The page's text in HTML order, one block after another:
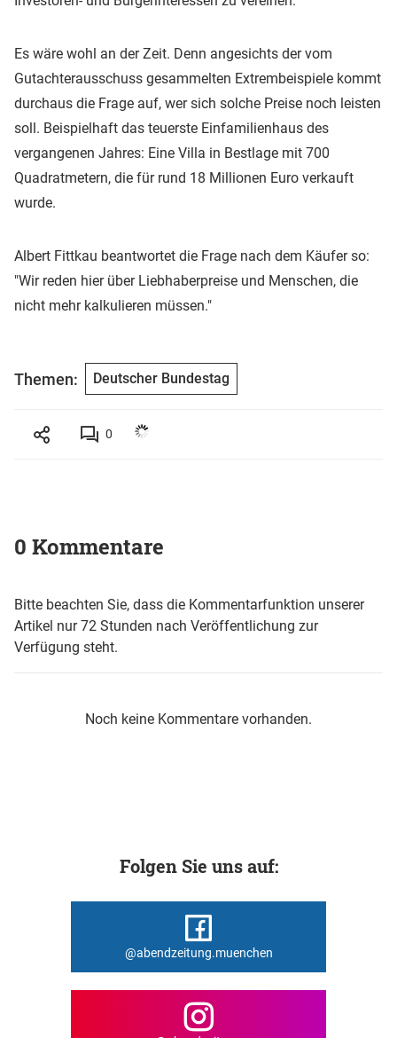
Es wäre wohl an der Zeit. Denn angesichts der vom
Gutachterausschuss gesammelten Extrembeispiele kommt
durchaus die Frage auf, wer sich solche Preise noch leisten
soll. Beispielhaft das teuerste Einfamilienhaus des
vergangenen Jahres: Eine Villa in Bestlage mit 700
Quadratmetern, die für rund 18 Millionen Euro verkauft
wurde.
Albert Fittkau beantwortet die Frage nach dem Käufer so:
"Wir reden hier über Liebhaberpreise und Menschen, die
nicht mehr kalkulieren müssen."
Themen: Deutscher Bundestag
0
0 Kommentare
Bitte beachten Sie, dass die Kommentarfunktion unserer
Artikel nur 72 Stunden nach Veröffentlichung zur
Verfügung steht.
Noch keine Kommentare vorhanden.
Folgen Sie uns auf:
@abendzeitung.muenchen